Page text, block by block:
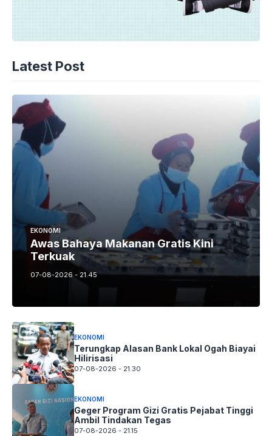
Latest Post
EKONOMI
Awas Bahaya Makanan Gratis Kini
Terkuak
07-08-2026 - 21.45
EKONOMI
Terungkap Alasan Bank Lokal Ogah Biayai
Hilirisasi
07-08-2026 - 21.30
EKONOMI
Geger Program Gizi Gratis Pejabat Tinggi
Ambil Tindakan Tegas
07-08-2026 - 21.15